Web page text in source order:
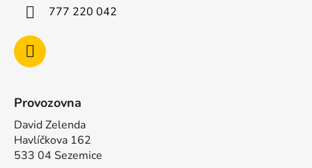
777 220 042
Provozovna
David Zelenda
Havlíčkova 162
533 04 Sezemice